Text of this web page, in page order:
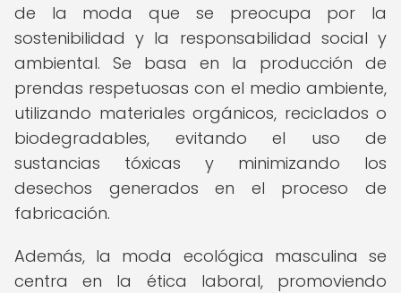
de la moda que se preocupa por la
sostenibilidad y la responsabilidad social y
ambiental. Se basa en la producción de
prendas respetuosas con el medio ambiente,
utilizando materiales orgánicos, reciclados o
biodegradables, evitando el uso de
sustancias tóxicas y minimizando los
desechos generados en el proceso de
fabricación.
Además, la moda ecológica masculina se
centra en la ética laboral, promoviendo